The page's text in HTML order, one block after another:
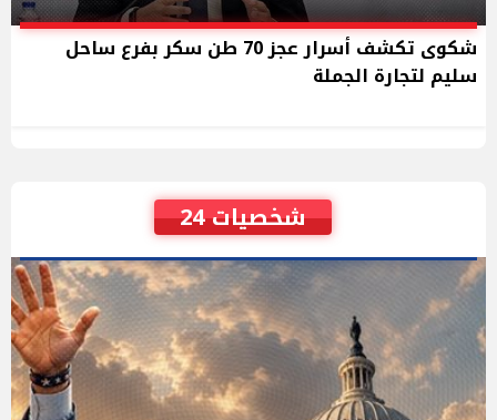
شكوى تكشف أسرار عجز 70 طن سكر بفرع ساحل
سليم لتجارة الجملة
شخصيات 24